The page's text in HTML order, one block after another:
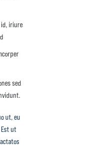
iriure
sed
ut, eu
ut